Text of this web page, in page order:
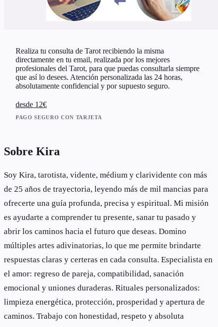
Realiza tu consulta de Tarot recibiendo la misma
directamente en tu email, realizada por los mejores
profesionales del Tarot, para que puedas consultarla siempre
que así lo desees. Atención personalizada las 24 horas,
absolutamente confidencial y por supuesto seguro.
desde 12€
PAGO SEGURO CON TARJETA
Sobre Kira
Soy Kira, tarotista, vidente, médium y clarividente con más
de 25 años de trayectoria, leyendo más de mil mancias para
ofrecerte una guía profunda, precisa y espiritual. Mi misión
es ayudarte a comprender tu presente, sanar tu pasado y
abrir los caminos hacia el futuro que deseas. Domino
múltiples artes adivinatorias, lo que me permite brindarte
respuestas claras y certeras en cada consulta. Especialista en
el amor: regreso de pareja, compatibilidad, sanación
emocional y uniones duraderas. Rituales personalizados:
limpieza energética, protección, prosperidad y apertura de
caminos. Trabajo con honestidad, respeto y absoluta